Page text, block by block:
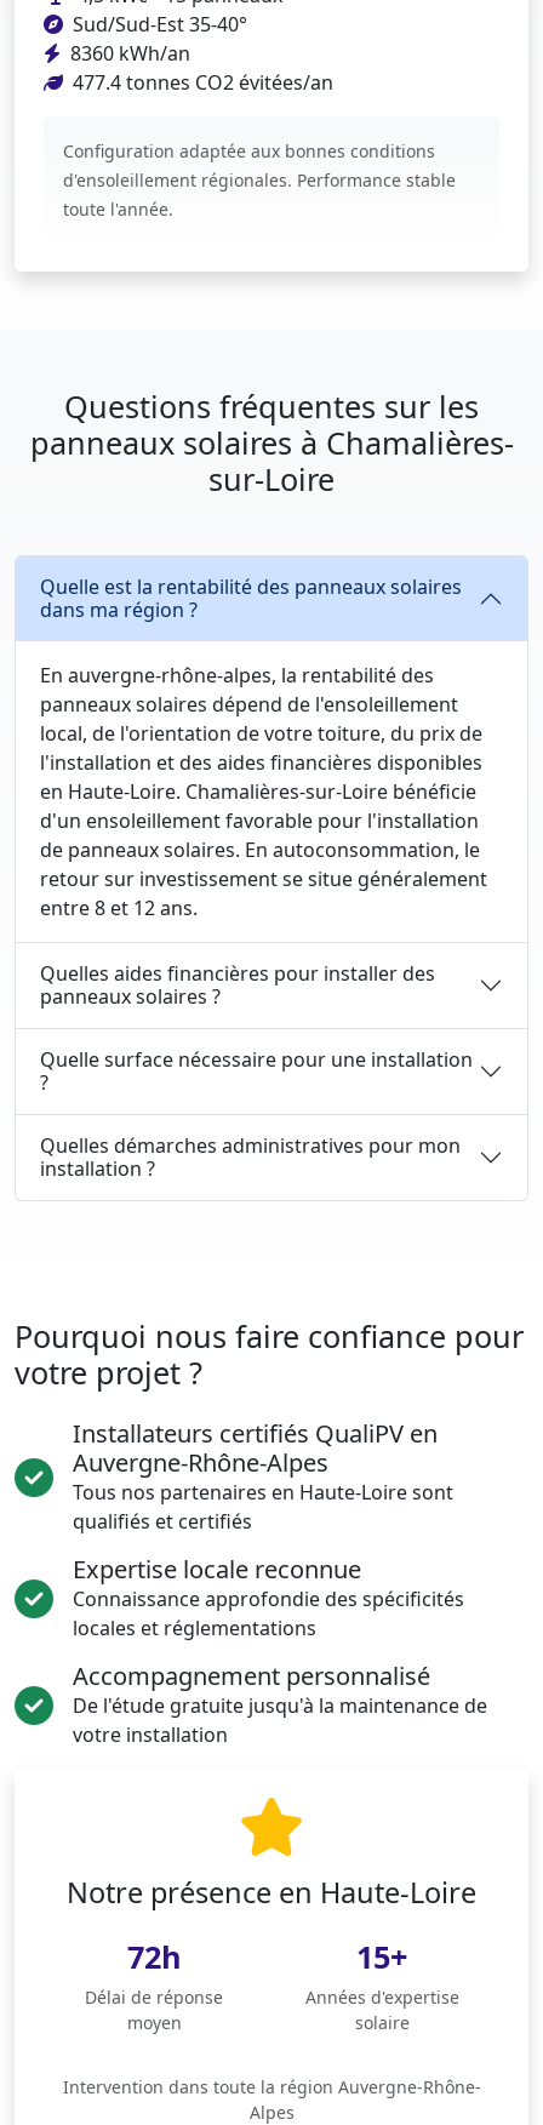
Sud/Sud-Est 35-40°
8360 kWh/an
477.4 tonnes CO2 évitées/an
Configuration adaptée aux bonnes conditions
d'ensoleillement régionales. Performance stable
toute l'année.
Questions fréquentes sur les
panneaux solaires à Chamalières-
sur-Loire
Quelle est la rentabilité des panneaux solaires
dans ma région ?
En auvergne-rhône-alpes, la rentabilité des
panneaux solaires dépend de l'ensoleillement
local, de l'orientation de votre toiture, du prix de
l'installation et des aides financières disponibles
en Haute-Loire. Chamalières-sur-Loire bénéficie
d'un ensoleillement favorable pour l'installation
de panneaux solaires. En autoconsommation, le
retour sur investissement se situe généralement
entre 8 et 12 ans.
Quelles aides financières pour installer des
panneaux solaires ?
Quelle surface nécessaire pour une installation
?
Quelles démarches administratives pour mon
installation ?
Pourquoi nous faire confiance pour
votre projet ?
Installateurs certifiés QualiPV en
Auvergne-Rhône-Alpes
Tous nos partenaires en Haute-Loire sont
qualifiés et certifiés
Expertise locale reconnue
Connaissance approfondie des spécificités
locales et réglementations
Accompagnement personnalisé
De l'étude gratuite jusqu'à la maintenance de
votre installation
Notre présence en Haute-Loire
72h
Délai de réponse
moyen
15+
Années d'expertise
solaire
Intervention dans toute la région Auvergne-Rhône-
Alpes